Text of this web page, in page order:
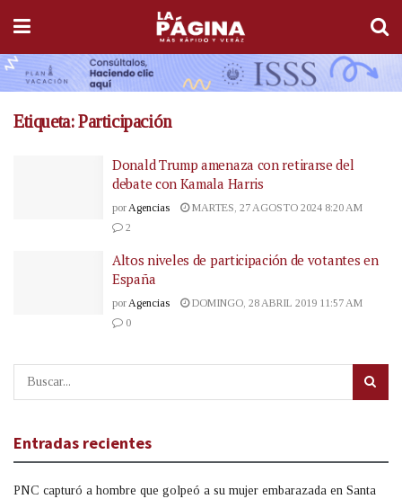
Etiqueta:Participación
Donald Trump amenaza con retirarse del
debate con Kamala Harris
por Agencias
MARTES, 27 AGOSTO 2024 8:20 AM
2
Altos niveles de participación de votantes en
España
por Agencias
DOMINGO, 28 ABRIL 2019 11:57 AM
0
Entradas recientes
PNC capturó a hombre que golpeó a su mujer embarazada en Santa